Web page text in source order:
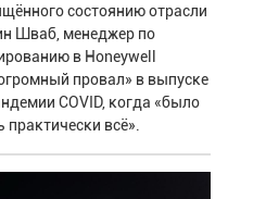
состоянию отрасли
Шваб, менеджер по
в Honeywell
провал» в выпуске
COVID, когда «было
всё».